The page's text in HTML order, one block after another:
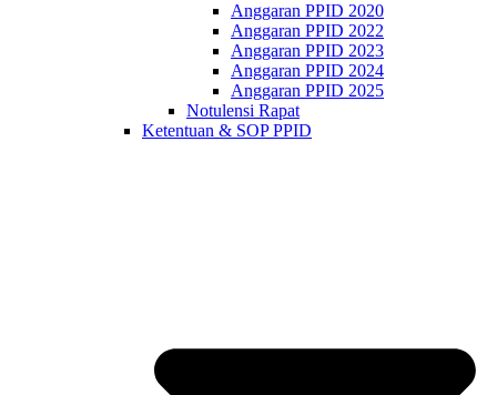
Anggaran PPID 2020
Anggaran PPID 2022
Anggaran PPID 2023
Anggaran PPID 2024
Anggaran PPID 2025
Notulensi Rapat
Ketentuan & SOP PPID